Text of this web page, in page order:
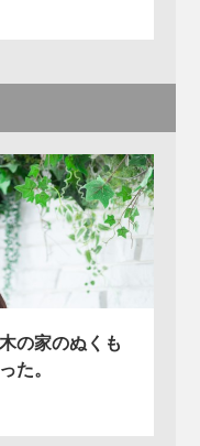
の家のぬくも
た。